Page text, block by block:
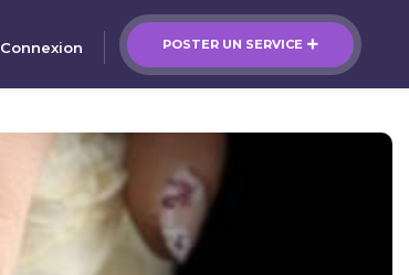
POSTER UN SERVICE
Connexion